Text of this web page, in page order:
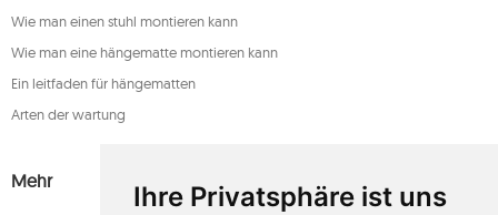
Ihre Privatsphäre ist uns
Wie man einen stuhl montieren kann
Wie man eine hängematte montieren kann
Ein leitfaden für hängematten
Arten der wartung
Mehr